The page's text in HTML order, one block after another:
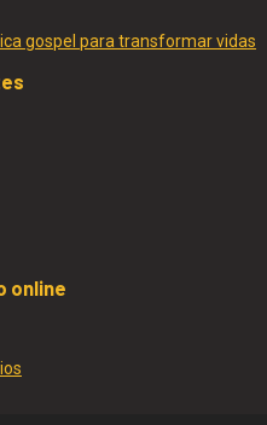
gospel para transformar vidas
online